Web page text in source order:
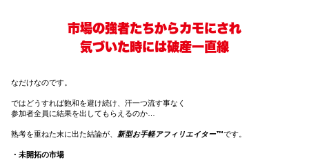
市場の強者たちからカモにされ
気づいた時には破産一直線
なだけなのです。
ではどうすれば飽和を避け続け、汗一つ流す事なく
参加者全員に結果を出してもらえるのか…
熟考を重ねた末に出た結論が、 新型お手軽アフィリエイター™です。
・未開拓の市場